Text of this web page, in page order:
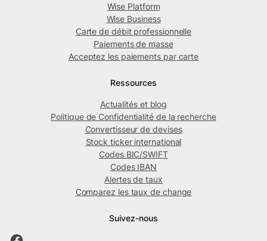
Wise Platform
Wise Business
Carte de débit professionnelle
Paiements de masse
Acceptez les paiements par carte
Ressources
Actualités et blog
Politique de Confidentialité de la recherche
Convertisseur de devises
Stock ticker international
Codes BIC/SWIFT
Codes IBAN
Alertes de taux
Comparez les taux de change
Suivez-nous